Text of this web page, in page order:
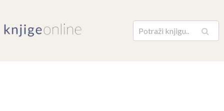
Pretraga